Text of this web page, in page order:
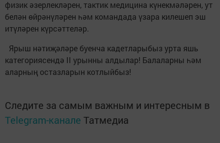
физик әзерлекләрен, тактик медицина күнекмәләрен, ут
белән өйрәнүләрен һәм командада үзара килешеп эш
итүләрен күрсәттеләр.
Ярыш нәтиҗәләре буенча кадетларыбыз урта яшь
категориясендә II урынны алдылар! Балаларны һәм
аларның остазларын котлыйбыз!
Следите за самым важным и интересным в
Telegram-канале Татмедиа